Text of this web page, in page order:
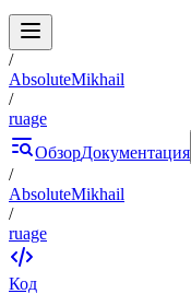
/
AbsoluteMikhail
/
ruage
ОбзорДокументация
/
AbsoluteMikhail
/
ruage
Код